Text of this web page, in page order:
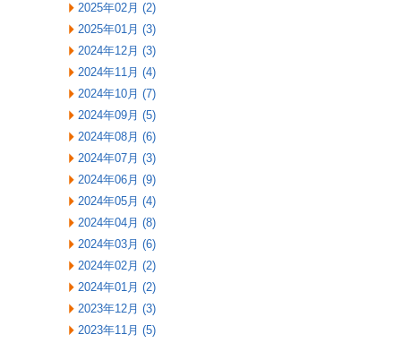
2025年02月 (2)
2025年01月 (3)
2024年12月 (3)
2024年11月 (4)
2024年10月 (7)
2024年09月 (5)
2024年08月 (6)
2024年07月 (3)
2024年06月 (9)
2024年05月 (4)
2024年04月 (8)
2024年03月 (6)
2024年02月 (2)
2024年01月 (2)
2023年12月 (3)
2023年11月 (5)